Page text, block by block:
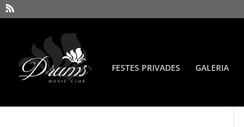
FESTES PRIVADES GALERIA